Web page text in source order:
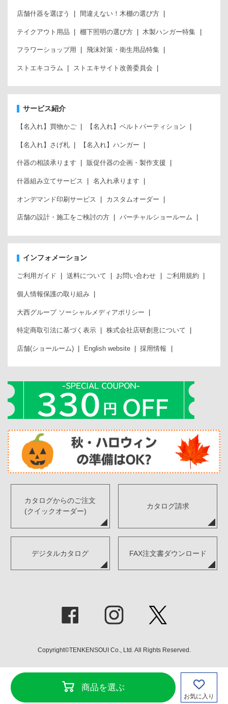
商品を選ぶ
お気に入り
店舗什器を選ぼう 間違えない！木棚の選び方
テイクアウト用品 棚下照明の選び方 木製ハンガー特集
フラワーショップ用 飛沫対策・衛生用品特集
ストエキコラム ストエキサイト改善委員会
サービス紹介
【名入れ】買物かご 【名入れ】ベルトパーティション
【名入れ】さげ札 【名入れ】ハンガー
什器の相談承ります 販促什器の企画・製作支援
什器組み立てサービス 名入れ承ります
オンデマンド印刷サービス カスタムオーダー
店舗の設計・施工をご検討の方 バーチャルショールーム
インフォメーション
ご利用ガイド 送料について お問い合わせ ご利用規約
個人情報保護の取り組み
大西グループ ソーシャルメディアポリシー
特定商取引法に基づく表示 株式会社店研創意について
店舗(ショールーム) English website 採用情報
カタログからのご注文
(クイックオーダー)
カタログ請求
デジタルカタログ FAX注文書ダウンロード
Copyright©TENKENSOUI Co., Ltd. All Rights Reserved.